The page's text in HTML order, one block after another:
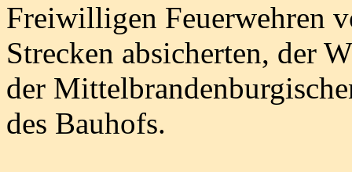
Freiwilligen Feuerwehren
Strecken absicherten, der
der
des Bauhofs.